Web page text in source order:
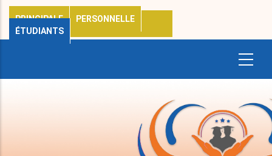
PRINCIPALE
PERSONNELLE
ÉTUDIANTS